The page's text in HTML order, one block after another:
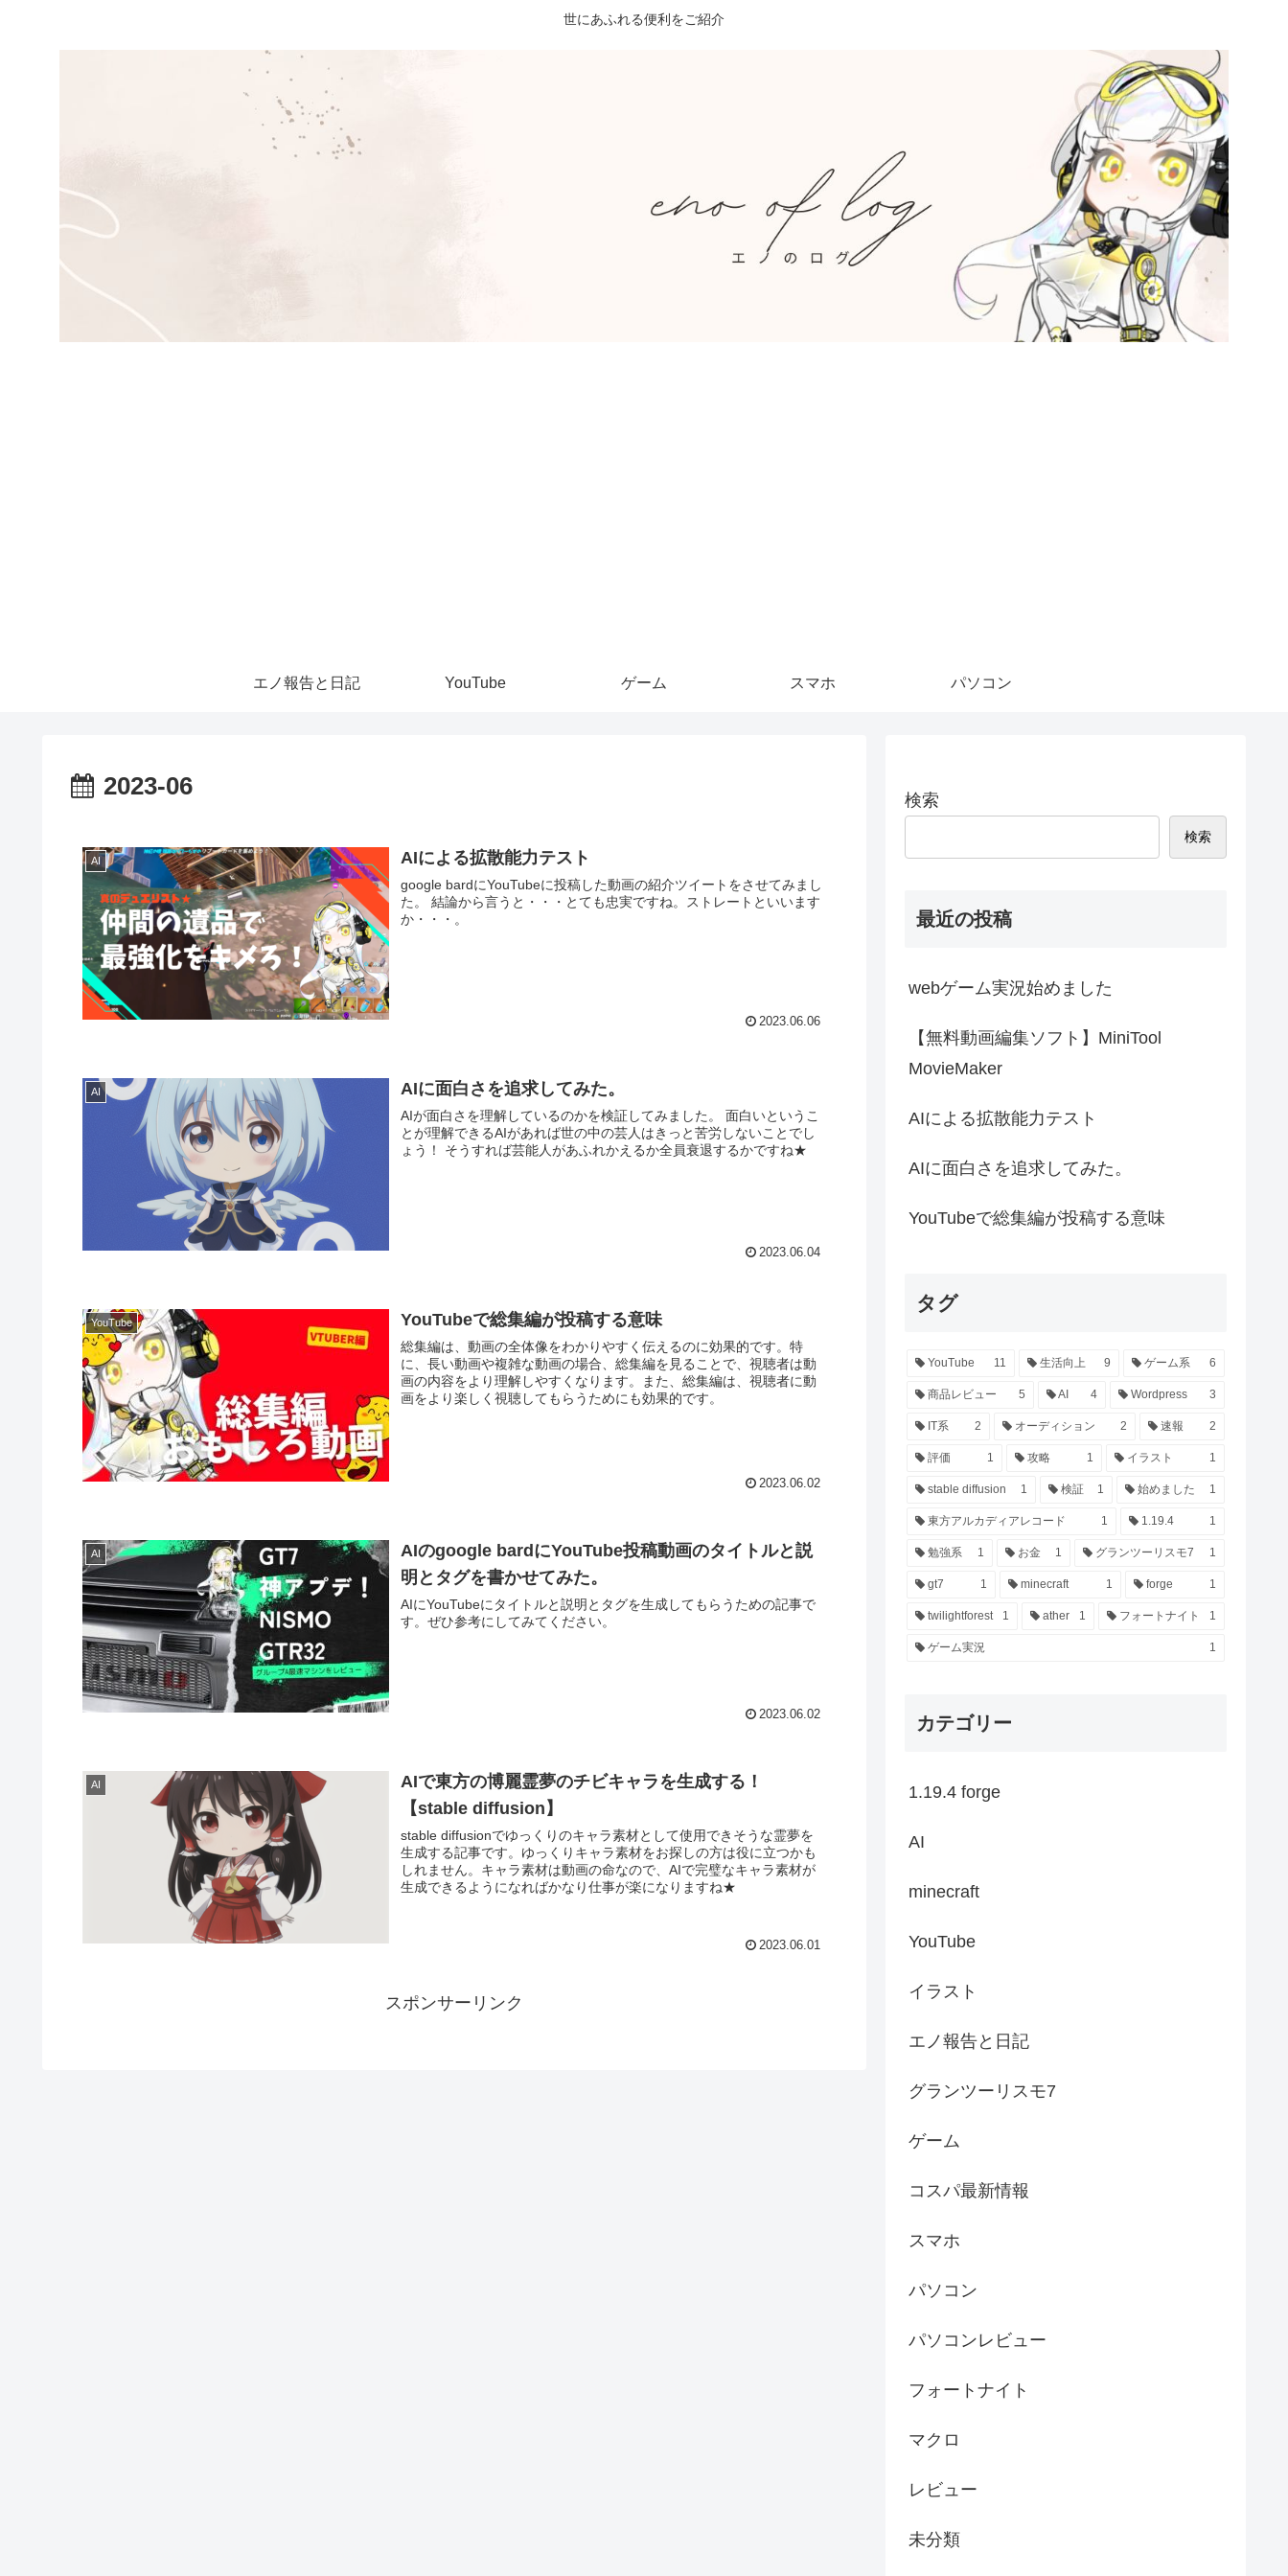
世にあふれる便利をご紹介
エノ報告と日記 YouTube ゲーム スマホ パソコン
2023-06
AI AIによる拡散能力テスト
google bardにYouTubeに投稿した動画の紹介ツイートをさせてみまし
た。 結論から言うと・・・とても忠実ですね。ストレートといいます
か・・・。
2023.06.06
AI AIに面白さを追求してみた。
AIが面白さを理解しているのかを検証してみました。 面白いというこ
とが理解できるAIがあれば世の中の芸人はきっと苦労しないことでし
ょう！ そうすれば芸能人があふれかえるか全員衰退するかですね★
2023.06.04
YouTube YouTubeで総集編が投稿する意味
総集編は、動画の全体像をわかりやすく伝えるのに効果的です。特
に、長い動画や複雑な動画の場合、総集編を見ることで、視聴者は動
画の内容をより理解しやすくなります。また、総集編は、視聴者に動
画をより楽しく視聴してもらうためにも効果的です。
2023.06.02
AI
AIのgoogle bardにYouTube投稿動画のタイトルと説
明とタグを書かせてみた。
AIにYouTubeにタイトルと説明とタグを生成してもらうための記事で
す。ぜひ参考にしてみてください。
2023.06.02
AI
AIで東方の博麗霊夢のチビキャラを生成する！
【stable diffusion】
stable diffusionでゆっくりのキャラ素材として使用できそうな霊夢を
生成する記事です。ゆっくりキャラ素材をお探しの方は役に立つかも
しれません。キャラ素材は動画の命なので、AIで完璧なキャラ素材が
生成できるようになればかなり仕事が楽になりますね★
2023.06.01
スポンサーリンク
検索
検索
最近の投稿
webゲーム実況始めました
【無料動画編集ソフト】MiniTool
MovieMaker
AIによる拡散能力テスト
AIに面白さを追求してみた。
YouTubeで総集編が投稿する意味
タグ
YouTube 11 生活向上 9 ゲーム系 6
商品レビュー 5 AI 4 Wordpress 3
IT系 2 オーディション 2 速報 2
評価 1 攻略 1 イラスト 1
stable diffusion 1 検証 1 始めました 1
東方アルカディアレコード 1 1.19.4 1
勉強系 1 お金 1 グランツーリスモ7 1
gt7 1 minecraft 1 forge 1
twilightforest 1 ather 1 フォートナイト 1
ゲーム実況 1
カテゴリー
1.19.4 forge
AI
minecraft
YouTube
イラスト
エノ報告と日記
グランツーリスモ7
ゲーム
コスパ最新情報
スマホ
パソコン
パソコンレビュー
フォートナイト
マクロ
レビュー
未分類